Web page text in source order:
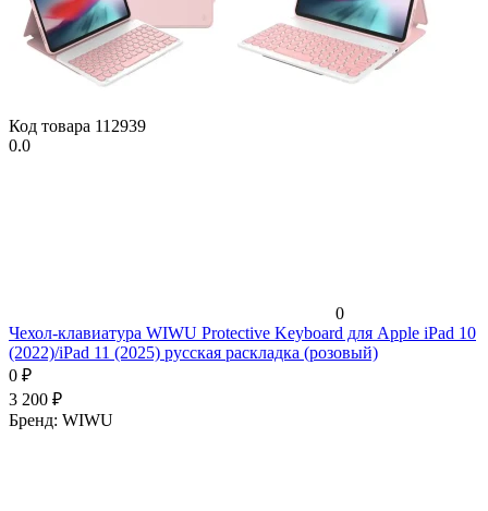
Код товара 112939
0.0
0
Чехол-клавиатура WIWU Protective Keyboard для Apple iPad 10
(2022)/iPad 11 (2025) русская раскладка (розовый)
0 ₽
3 200 ₽
Бренд: WIWU